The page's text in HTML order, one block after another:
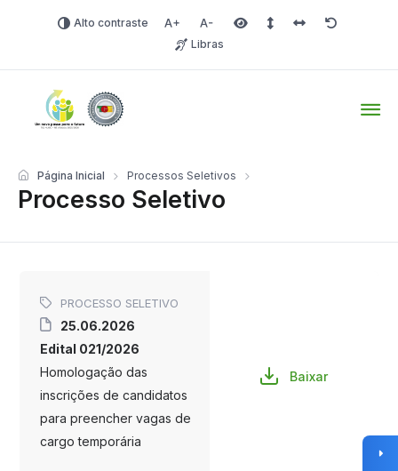
Alto contraste Aumentar fonte
Diminuir fonteÁrea selecionada
Espaçamento de linha
Espaço dos
Redefinir
Libras
Processo Seletivo
Página Inicial Processos Seletivos
PROCESSO SELETIVO
25.06.2026
Edital 021/2026
Homologação das
inscrições de candidatos
para preencher vagas de
cargo temporária
Baixar